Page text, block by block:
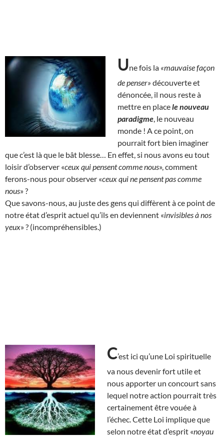
Une fois la «mauvaise façon
de penser» découverte et
dénoncée, il nous reste à
mettre en placele nouveau
paradigme , le nouveau
monde ! A ce point, on
pourrait fort bien imaginer
que c’est là que le bât blesse… En effet, si nous avons eu tout
loisir d’observer «ceux qui pensent comme nous», comment
ferons-nous pour observer «ceux qui ne pensent pas comme
nous» ?
Que savons-nous, au juste des gens qui diffèrent à ce point de
notre état d’esprit actuel qu’ils en deviennent «invisibles à nos
yeux» ? (incompréhensibles.)
C’est ici qu’une Loi spirituelle
va nous devenir fort utile et
nous apporter un concourt sans
lequel notre action pourrait très
certainement être vouée à
l’échec. Cette Loi implique que
selon notre état d’esprit «noyau